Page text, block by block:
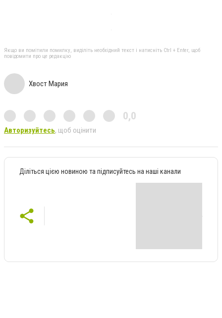
Якщо ви помітили помилку, виділіть необхідний текст і натисніть Ctrl + Enter, щоб
повідомити про це редакцію
Хвост Мария
0,0
Авторизуйтесь, щоб оцінити
Діліться цією новиною та підписуйтесь на наші канали